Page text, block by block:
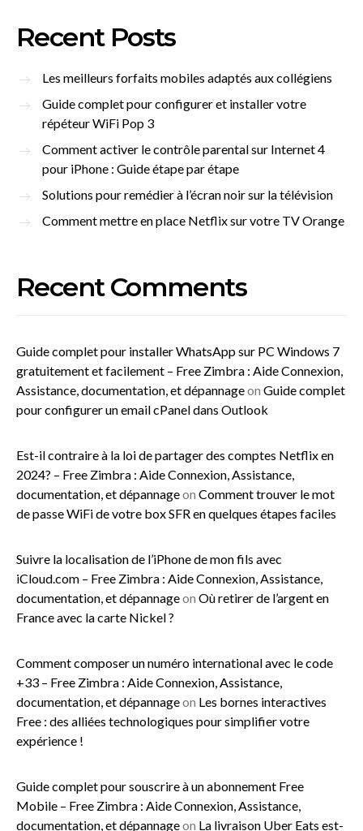
Recent Posts
Les meilleurs forfaits mobiles adaptés aux collégiens
Guide complet pour configurer et installer votre
répéteur WiFi Pop 3
Comment activer le contrôle parental sur Internet 4
pour iPhone : Guide étape par étape
Solutions pour remédier à l’écran noir sur la télévision
Comment mettre en place Netflix sur votre TV Orange
Recent Comments
Guide complet pour installer WhatsApp sur PC Windows 7
gratuitement et facilement – Free Zimbra : Aide Connexion,
Assistance, documentation, et dépannageon Guide complet
pour configurer un email cPanel dans Outlook
Est-il contraire à la loi de partager des comptes Netflix en
2024? – Free Zimbra : Aide Connexion, Assistance,
documentation, et dépannageon Comment trouver le mot
de passe WiFi de votre box SFR en quelques étapes faciles
Suivre la localisation de l’iPhone de mon fils avec
iCloud.com – Free Zimbra : Aide Connexion, Assistance,
documentation, et dépannageon Où retirer de l’argent en
France avec la carte Nickel ?
Comment composer un numéro international avec le code
+33 – Free Zimbra : Aide Connexion, Assistance,
documentation, et dépannageon Les bornes interactives
Free : des alliées technologiques pour simplifier votre
expérience !
Guide complet pour souscrire à un abonnement Free
Mobile – Free Zimbra : Aide Connexion, Assistance,
documentation, et dépannageon La livraison Uber Eats est-